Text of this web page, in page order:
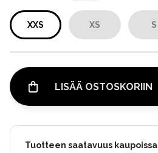
XXS XS S
LISÄÄ OSTOSKORIIN
Tuotteen saatavuus kaupoissa